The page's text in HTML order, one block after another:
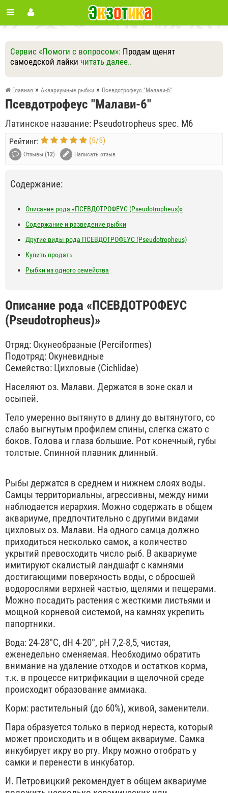
Сервис «Помоги с вопросом»: Продам щенят
самоедской лайки читать далее..
Ответить Другие вопросы
Задать вопрос
Главная » Аквариумные рыбки » Псевдотрофеус "Малави-6"
Псевдотрофеус "Малави-6"
Латинское название: Pseudotropheus spec. М6
Рейтинг: (5/5)
Отзывы (12) Написать отзыв
Содержание:
Описание рода «ПСЕВДОТРОФЕУС (Pseudotropheus)»
Содержание и разведение рыбки
Другие виды рода ПСЕВДОТРОФЕУС (Pseudotropheus)
Купить продать
Рыбки из одного семейства
Описание рода «ПСЕВДОТРОФЕУС
(Pseudotropheus)»
Отряд: Окунеобразные (Perciformes)
Подотряд: Окуневидные
Семейство: Цихловые (Cichlidae)
Населяют оз. Малави. Держатся в зоне скал и
осыпей.
Тело умеренно вытянуто в длину до вытянутого, со
слабо выгнутым профилем спины, слегка сжато с
боков. Голова и глаза большие. Рот конечный, губы
толстые. Спинной плавник длинный.
Рыбы держатся в среднем и нижнем слоях воды.
Самцы территориальны, агрессивны, между ними
наблюдается иерархия. Можно содержать в общем
аквариуме, предпочтительно с другими видами
цихловых оз. Малави. На одного самца должно
приходиться несколько самок, а количество
укрытий превосходить число рыб. В аквариуме
имитируют скалистый ландшафт с камнями
достигающими поверхность воды, с обросшей
водорослями верхней частью, щелями и пещерами.
Можно посадить растения с жесткими листьями и
мощной корневой системой, на камнях укрепить
папортники.
Вода: 24-28°С, dН 4-20°, рН 7,2-8,5, чистая,
еженедельно сменяемая. Необходимо обратить
внимание на удаление отходов и остатков корма,
т.к. в процессе нитрификации в щелочной среде
происходит образование аммиака.
Корм: растительный (до 60%), живой, заменители.
Пара образуется только в период нереста, который
может происходить и в общем аквариуме. Самка
инкубирует икру во рту. Икру можно отобрать у
самки и перенести в инкубатор.
И. Петровицкий рекомендует в общем аквариуме